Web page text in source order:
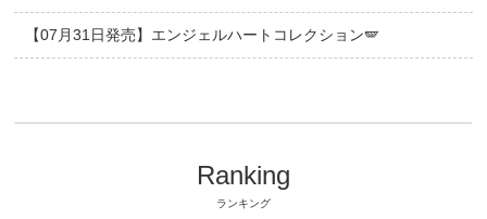
【07月31日発売】エンジェルハートコレクション🪽
Ranking
ランキング